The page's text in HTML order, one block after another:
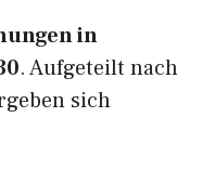
in
. Aufgeteilt nach
sich